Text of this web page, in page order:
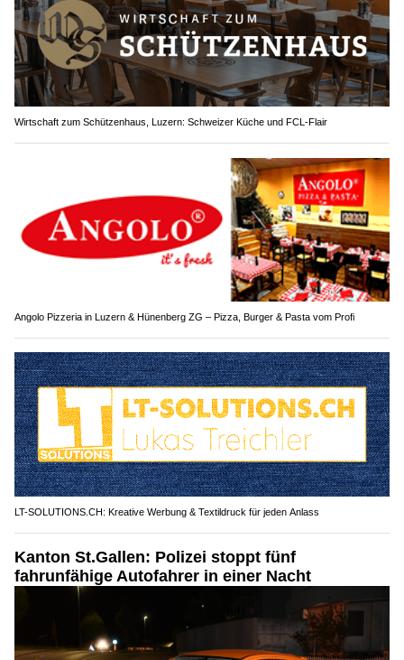
Wirtschaft zum Schützenhaus, Luzern: Schweizer Küche und FCL-Flair
Angolo Pizzeria in Luzern & Hünenberg ZG – Pizza, Burger & Pasta vom Profi
LT-SOLUTIONS.CH: Kreative Werbung & Textildruck für jeden Anlass
Kanton St.Gallen: Polizei stoppt fünf
fahrunfähige Autofahrer in einer Nacht